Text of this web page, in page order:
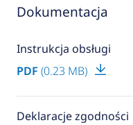
Dokumentacja
Instrukcja obsługi
PDF (0.23 MB)
Deklaracje zgodności